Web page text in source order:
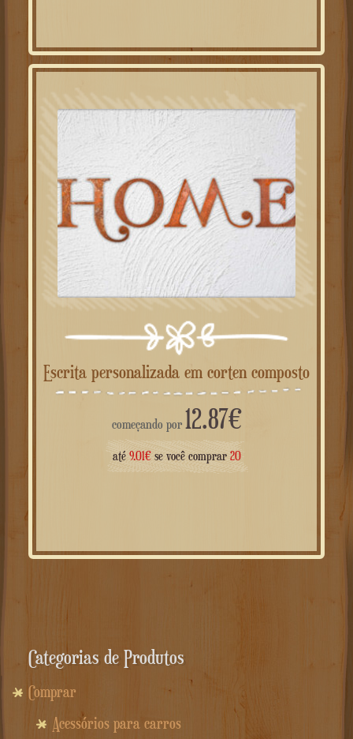
Escrita personalizada em corten composto
começando por 12.87€
até 9.01€se você comprar 20
Categorias de Produtos
Comprar
Acessórios para carros